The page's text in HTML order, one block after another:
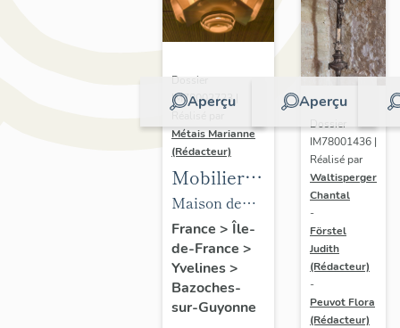
Aperçu
Dossier
IM78002723 |
Métais Marianne
(Rédacteur)
Mobilier
de la
maison
Louis
Carré
Maison de
villégiature
dite maison
Louis Carré
France > Île-
de-France >
Yvelines>
Bazoches-
sur-Guyonne
Aperçu
Dossier
IM78001436 |
Réalisé par
Waltisperger
Chantal
-
Förstel
Judith
(Rédacteur)
-
Peuvot Flora
(Rédacteur)